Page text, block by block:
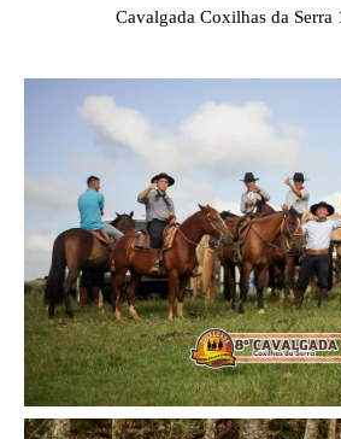
Cavalgada Coxilhas da Serra